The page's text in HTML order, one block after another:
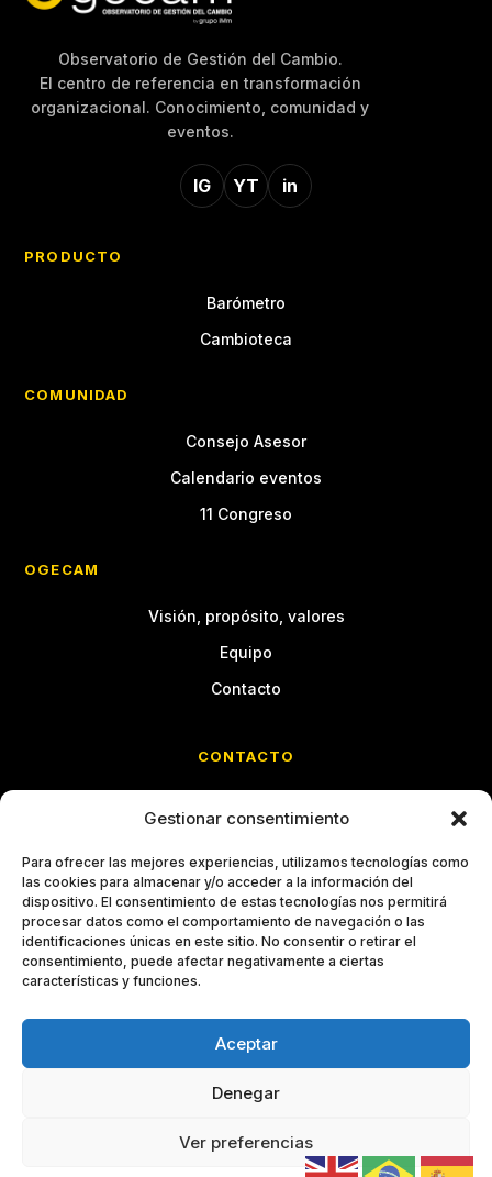
Gestionar consentimiento
Para ofrecer las mejores experiencias, utilizamos tecnologías como
las cookies para almacenar y/o acceder a la información del
dispositivo. El consentimiento de estas tecnologías nos permitirá
procesar datos como el comportamiento de navegación o las
identificaciones únicas en este sitio. No consentir o retirar el
consentimiento, puede afectar negativamente a ciertas
características y funciones.
Aceptar
Denegar
Ver preferencias
Observatorio de Gestión del Cambio.
El centro de referencia en transformación
organizacional. Conocimiento, comunidad y
eventos.
IG YT in
PRODUCTO
Barómetro
Cambioteca
COMUNIDAD
Consejo Asesor
Calendario eventos
11 Congreso
OGECAM
Visión, propósito, valores
Equipo
Contacto
CONTACTO
Entreplanta C · Chamberí
imm@grupoimm.com
914 26 66 69
CookiesAccesibilidad